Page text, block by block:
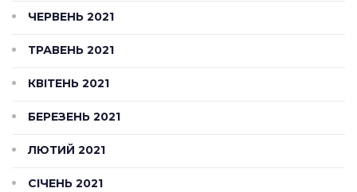
ЧЕРВЕНЬ 2021
ТРАВЕНЬ 2021
КВІТЕНЬ 2021
БЕРЕЗЕНЬ 2021
ЛЮТИЙ 2021
СІЧЕНЬ 2021